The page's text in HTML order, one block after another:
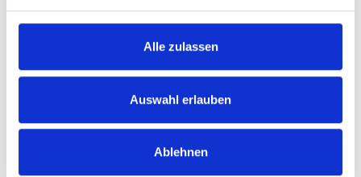
Alle zulassen
Auswahl erlauben
Ablehnen